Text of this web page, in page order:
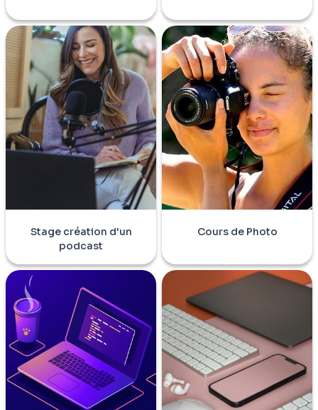
Stage création d'un
podcast
Cours de Photo